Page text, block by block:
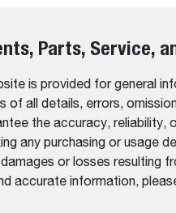
Parts, Service,
is provided for general
of all details, errors,
the accuracy,
any purchasing or usage
or losses resulting
accurate information,